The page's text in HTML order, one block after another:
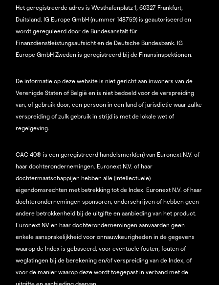
Het geregistreerde adres is Westhafenplatz 1, 60327 Frankfurt,
Duitsland. IG Europe GmbH (nummer 148759) is geautoriseerd en
wordt gereguleerd door de Bundesanstalt für
Finanzdienstleistungsaufsicht en de Deutsche Bundesbank. IG
Europe GmbH Zweden is geregistreerd bij de Finansinspektionen.
De informatie op deze website is niet gericht aan inwoners van de
Verenigde Staten of België en is niet bedoeld voor de verspreiding
van, of gebruik door, een persoon in een land of jurisdictie waar zulke
verspreiding of zulk gebruik in strijd is met de lokale wet of
regelgeving.
CAC 40® is een geregistreerd handelsmerk(en) van Euronext N.V. of
haar dochterondernemingen. Euronext N.V. of haar
dochtermaatschappijen hebben alle (intellectuele)
eigendomsrechten met betrekking tot de Index. Euronext N.V. of haar
dochterondernemingen sponsoren, onderschrijven of hebben geen
andere betrokkenheid bij de uitgifte en aanbieding van het product.
Euronext NV en haar dochterondernemingen aanvaarden geen
enkele aansprakelijkheid voor onnauwkeurigheden in de gegevens
waarop de Index is gebaseerd, voor eventuele fouten, fouten of
weglatingen bij de berekening en/of verspreiding van de Index, of
voor de manier waarop deze wordt toegepast in verband met de